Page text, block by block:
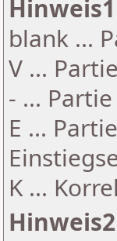
Hinweis1
blank ...
V ...
- ...
E ...
K ...
Hinweis2